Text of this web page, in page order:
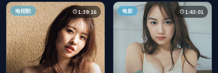
电视剧 1:39:16 电影 1:43:01